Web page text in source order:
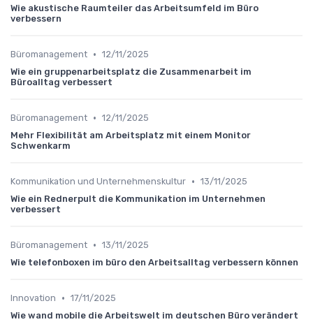
Wie akustische Raumteiler das Arbeitsumfeld im Büro
verbessern
Büromanagement • 12/11/2025
Wie ein gruppenarbeitsplatz die Zusammenarbeit im
Büroalltag verbessert
Büromanagement • 12/11/2025
Mehr Flexibilität am Arbeitsplatz mit einem Monitor
Schwenkarm
Kommunikation und Unternehmenskultur • 13/11/2025
Wie ein Rednerpult die Kommunikation im Unternehmen
verbessert
Büromanagement • 13/11/2025
Wie telefonboxen im büro den Arbeitsalltag verbessern können
Innovation • 17/11/2025
Wie wand mobile die Arbeitswelt im deutschen Büro verändert